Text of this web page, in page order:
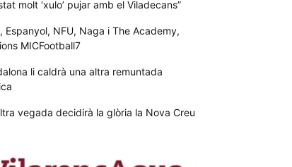
molt ‘xulo’ pujar amb el Viladecans”
Espanyol, NFU, Naga i The Academy,
MICFootball7
li caldrà una altra remuntada
vegada decidirà la glòria la Nova Creu